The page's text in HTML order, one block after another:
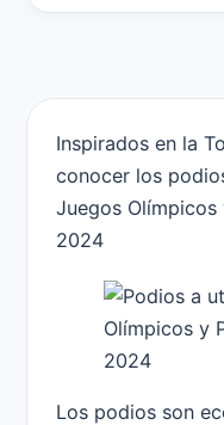
Inspirados en la
conocer los
Juegos Olímpicos
2024
Los podios son